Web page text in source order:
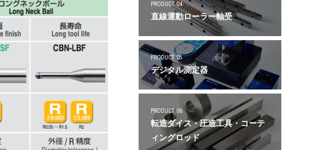
PRODUCT 04
直線運動ローラー軸受
PRODUCT 05
デジタル測定器
PRODUCT 06
転造ダイス・圧造工具・コーテ
ィングロッド